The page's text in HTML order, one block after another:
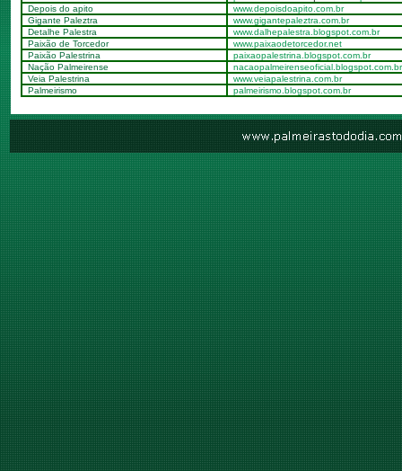
Depois do apito
www.depoisdoapito.com.br
Gigante Paleztra
www.gigantepaleztra.com.br
Detalhe Palestra
www.dalhepalestra.blogspot.com.br
Paixão de Torcedor
www.paixaodetorcedor.net
Paixão Palestrina
paixaopalestrina.blogspot.com.br
Nação Palmeirense
nacaopalmeirenseoficial.blogspot.com.br
Veia Palestrina
www.veiapalestrina.com.br
Palmeirismo
palmeirismo.blogspot.com.br